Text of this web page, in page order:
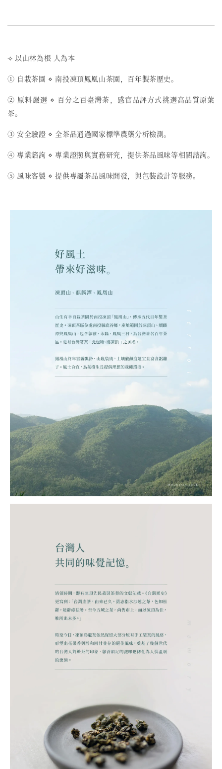
⟢ 以山林為根 人為本
① 自栽茶園 ⋄ 南投凍頂鳳凰山茶園，百年製茶歷史。
② 原料嚴選 ⋄ 百分之百臺灣茶，感官品評方式挑選高品質原葉
茶。
③ 安全驗證 ⋄ 全茶品通過國家標準農藥分析檢測。
④ 專業諮詢 ⋄ 專業證照與實務研究，提供茶品風味等相關諮詢。
⑤ 風味客製 ⋄ 提供專屬茶品風味開發，與包裝設計等服務。